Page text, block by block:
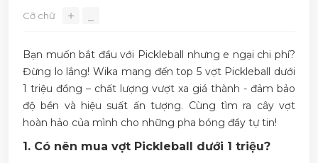
Cỡ chữ
＋
Bạn muốn bắt đầu với Pickleball nhưng e ngại chi phí?
Đừng lo lắng! Wika mang đến top 5 vợt Pickleball dưới
1 triệu đồng – chất lượng vượt xa giá thành - đảm bảo
độ bền và hiệu suất ấn tượng. Cùng tìm ra cây vợt
hoàn hảo của mình cho những pha bóng đầy tự tin!
1. Có nên mua vợt Pickleball dưới 1 triệu?